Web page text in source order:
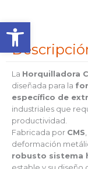
Abrir
La Horquilladora
diseñada para la
específico de
industriales que
productividad.
Fabricada por CMS
deformación
robusto sistema